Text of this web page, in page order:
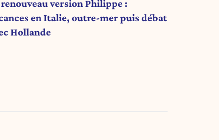
renouveau version Philippe :
en Italie, outre-mer puis débat
Hollande